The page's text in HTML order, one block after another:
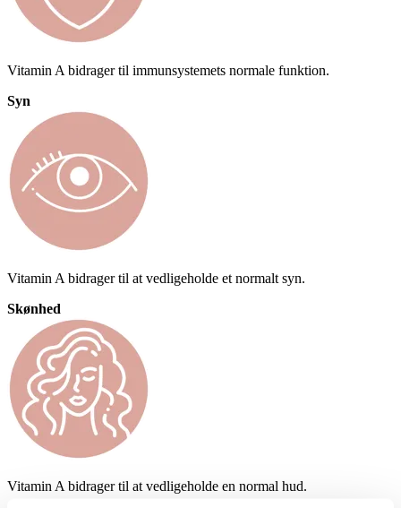
Vitamin A bidrager til immunsystemets normale funktion.
Syn
Vitamin A bidrager til at vedligeholde et normalt syn.
Skønhed
Vitamin A bidrager til at vedligeholde en normal hud.